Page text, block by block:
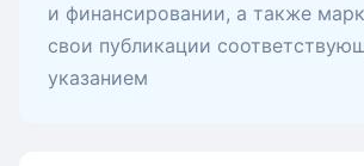
и финансировании, а также
свои публикации
указанием